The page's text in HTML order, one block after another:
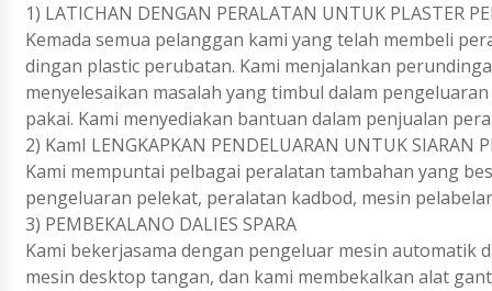
1) LATICHAN DENGAN PERALATAN UNTUK PLASTER
Kemada semua pelanggan kami yang telah membeli
dingan plastic perubatan. Kami menjalankan
menyelesaikan masalah yang timbul dalam
pakai. Kami menyediakan bantuan dalam penjualan
2) KamI LENGKAPKAN PENDELUARAN UNTUK SIARAN
Kami mempuntai pelbagai peralatan tambahan yang
pengeluaran pelekat, peralatan kadbod, mesin
3) PEMBEKALANO DALIES SPARA
Kami bekerjasama dengan pengeluar mesin
mesin desktop tangan, dan kami membekalkan alat